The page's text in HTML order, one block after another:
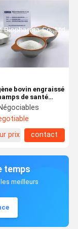
bovin engraissé
de santé
peptides de
de peau bovine
prix
contact
temps
meilleurs